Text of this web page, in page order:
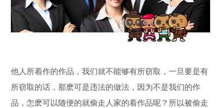
他人所着作的作品，我们就不能够有所窃取，一旦要是有
所窃取的话，那麽可是违法的做法，因为不是我们的作
品，怎麽可以随便的就偷走人家的着作品呢？所以被偷走